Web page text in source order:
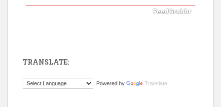
El ayuntamiento se va a llevar a Los Gatos callejeros de la zona los
TRANSLATE:
Powered by Translate